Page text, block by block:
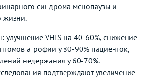
синдрома менопаузы и
жизни.
улучшение VHIS на 40-60%, снижение
атрофии у 80-90% пациенток,
недержания у 60-70%.
подтверждают увеличение